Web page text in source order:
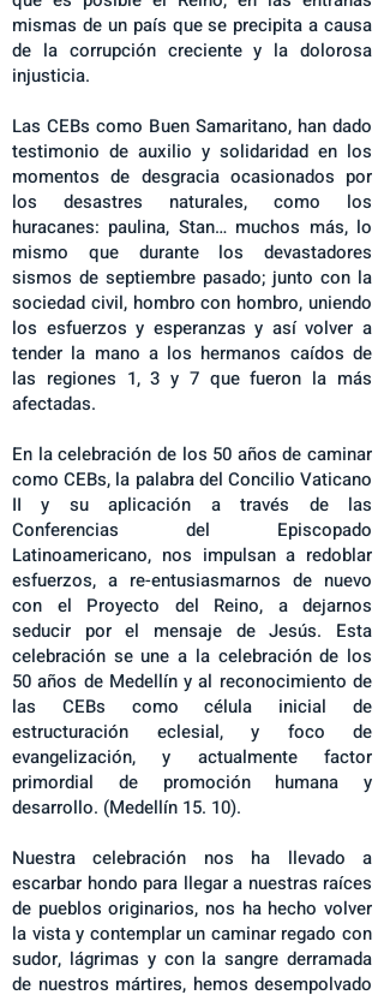
mismas de un país que se precipita a causa
de la corrupción creciente y la dolorosa
injusticia.
Las CEBs como Buen Samaritano, han dado
testimonio de auxilio y solidaridad en los
momentos de desgracia ocasionados por
los desastres naturales, como los
huracanes: paulina, Stan… muchos más, lo
mismo que durante los devastadores
sismos de septiembre pasado; junto con la
sociedad civil, hombro con hombro, uniendo
los esfuerzos y esperanzas y así volver a
tender la mano a los hermanos caídos de
las regiones 1, 3 y 7 que fueron la más
afectadas.
En la celebración de los 50 años de caminar
como CEBs, la palabra del Concilio Vaticano
II y su aplicación a través de las
Conferencias del Episcopado
Latinoamericano, nos impulsan a redoblar
esfuerzos, a re-entusiasmarnos de nuevo
con el Proyecto del Reino, a dejarnos
seducir por el mensaje de Jesús. Esta
celebración se une a la celebración de los
50 años de Medellín y al reconocimiento de
las CEBs como célula inicial de
estructuración eclesial, y foco de
evangelización, y actualmente factor
primordial de promoción humana y
desarrollo. (Medellín 15. 10).
Nuestra celebración nos ha llevado a
escarbar hondo para llegar a nuestras raíces
de pueblos originarios, nos ha hecho volver
la vista y contemplar un caminar regado con
sudor, lágrimas y con la sangre derramada
de nuestros mártires, hemos desempolvado